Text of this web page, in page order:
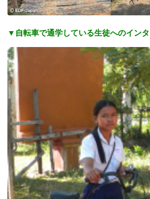
▼自転車で通学している生徒へのイン